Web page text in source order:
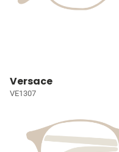
Versace
VE1307